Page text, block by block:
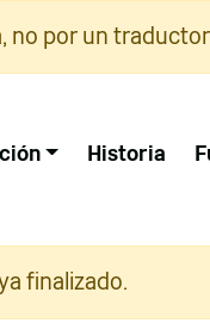
no por un
Historia
finalizado.